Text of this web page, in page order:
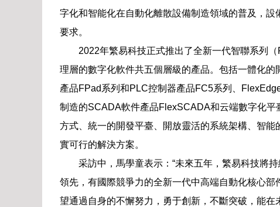
字化和智能化在自動化離散設備制造領域的普及，
要求。
2022年繁易科技正式推出了全新一代智聯系列
理層的數字化軟件共五個層級的產品。包括一體化
產品FPad系列和PLC控制器產品FC5系列、
制造的SCADA軟件產品FlexSCADA和云端數字化
方式、統一的開發平臺、開放靈活的系統架構、智
實可行的解決方案。
采訪中，馬學童表示：“未來五年，繁易科技將
領先，有國際競爭力的全新一代中高端自動化核心
望通過自身的不懈努力，勇于創新，不斷突破，能